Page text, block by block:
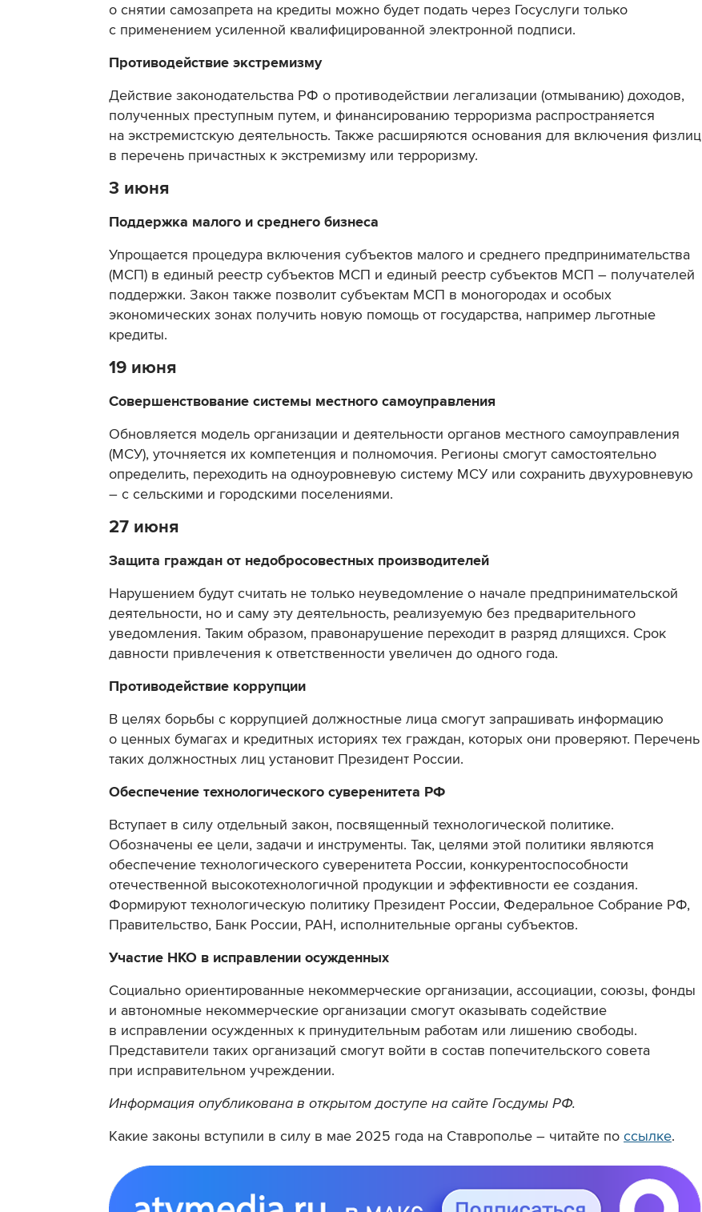
о снятии самозапрета на кредиты можно будет подать через Госуслуги только
с применением усиленной квалифицированной электронной подписи.
Противодействие экстремизму
Действие законодательства РФ о противодействии легализации (отмыванию) доходов,
полученных преступным путем, и финансированию терроризма распространяется
на экстремистскую деятельность. Также расширяются основания для включения физлиц
в перечень причастных к экстремизму или терроризму.
3 июня
Поддержка малого и среднего бизнеса
Упрощается процедура включения субъектов малого и среднего предпринимательства
(МСП) в единый реестр субъектов МСП и единый реестр субъектов МСП – получателей
поддержки. Закон также позволит субъектам МСП в моногородах и особых
экономических зонах получить новую помощь от государства, например льготные
кредиты.
19 июня
Совершенствование системы местного самоуправления
Обновляется модель организации и деятельности органов местного самоуправления
(МСУ), уточняется их компетенция и полномочия. Регионы смогут самостоятельно
определить, переходить на одноуровневую систему МСУ или сохранить двухуровневую
– с сельскими и городскими поселениями.
27 июня
Защита граждан от недобросовестных производителей
Нарушением будут считать не только неуведомление о начале предпринимательской
деятельности, но и саму эту деятельность, реализуемую без предварительного
уведомления. Таким образом, правонарушение переходит в разряд длящихся. Срок
давности привлечения к ответственности увеличен до одного года.
Противодействие коррупции
В целях борьбы с коррупцией должностные лица смогут запрашивать информацию
о ценных бумагах и кредитных историях тех граждан, которых они проверяют. Перечень
таких должностных лиц установит Президент России.
Обеспечение технологического суверенитета РФ
Вступает в силу отдельный закон, посвященный технологической политике.
Обозначены ее цели, задачи и инструменты. Так, целями этой политики являются
обеспечение технологического суверенитета России, конкурентоспособности
отечественной высокотехнологичной продукции и эффективности ее создания.
Формируют технологическую политику Президент России, Федеральное Собрание РФ,
Правительство, Банк России, РАН, исполнительные органы субъектов.
Участие НКО в исправлении осужденных
Социально ориентированные некоммерческие организации, ассоциации, союзы, фонды
и автономные некоммерческие организации смогут оказывать содействие
в исправлении осужденных к принудительным работам или лишению свободы.
Представители таких организаций смогут войти в состав попечительского совета
при исправительном учреждении.
Информация опубликована в открытом доступе на сайте Госдумы РФ.
Какие законы вступили в силу в мае 2025 года на Ставрополье – читайте по ссылке.